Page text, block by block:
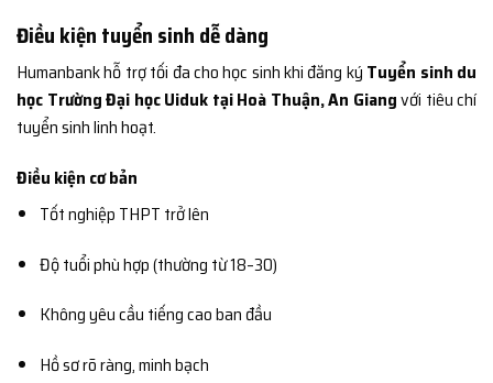
Điều kiện tuyển sinh dễ dàng
Humanbank hỗ trợ tối đa cho học sinh khi đăng ký Tuyển sinh du
học Trường Đại học Uiduk tại Hoà Thuận, An Giangvới tiêu chí
tuyển sinh linh hoạt.
Điều kiện cơ bản
Tốt nghiệp THPT trở lên
Độ tuổi phù hợp (thường từ 18–30)
Không yêu cầu tiếng cao ban đầu
Hồ sơ rõ ràng, minh bạch